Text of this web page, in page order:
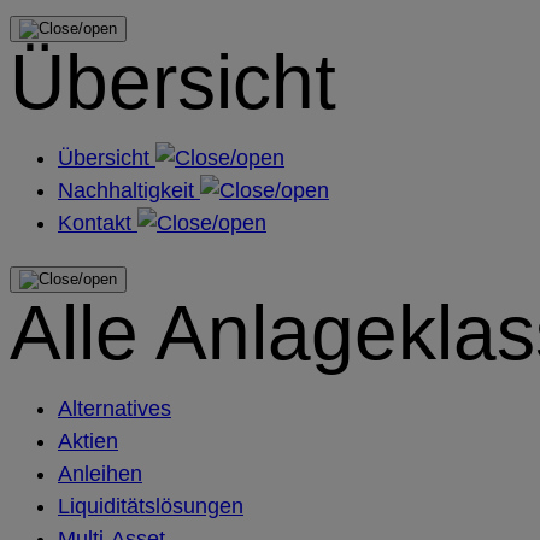
Übersicht
Übersicht
Nachhaltigkeit
Kontakt
Alle
Alternatives
Aktien
Anleihen
Liquiditätslösungen